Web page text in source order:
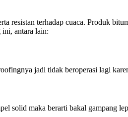
resistan terhadap cuaca. Produk
antara lain:
jadi tidak beroperasi lagi
solid maka berarti bakal gampang